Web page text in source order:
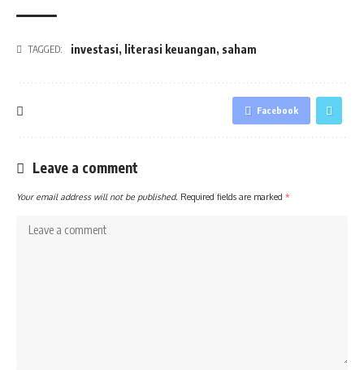
TAGGED: investasi, literasi keuangan, saham
Facebook
Leave a comment
Your email address will not be published. Required fields are marked *